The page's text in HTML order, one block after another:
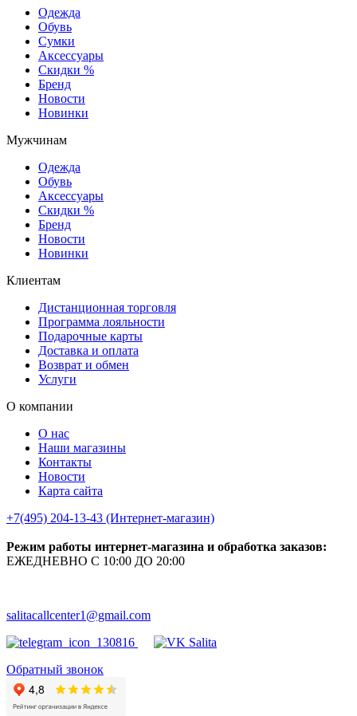
Одежда
Обувь
Сумки
Аксессуары
Скидки %
Бренд
Новости
Новинки
Мужчинам
Одежда
Обувь
Аксессуары
Скидки %
Бренд
Новости
Новинки
Клиентам
Дистанционная торговля
Программа лояльности
Подарочные карты
Доставка и оплата
Возврат и обмен
Услуги
О компании
О нас
Наши магазины
Контакты
Новости
Карта сайта
+7(495) 204-13-43 (Интернет-магазин)
Режим работы интернет-магазина и обработка заказов:
ЕЖЕДНЕВНО С 10:00 ДО 20:00
salitacallcenter1@gmail.com
Обратный звонок